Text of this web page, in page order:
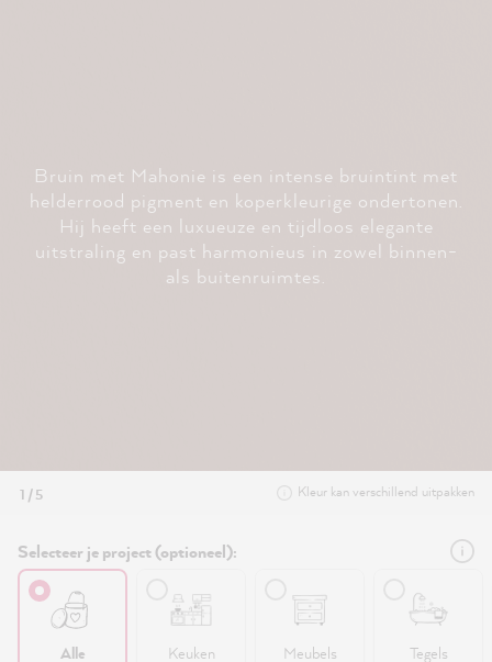
Bruin met Mahonie is een intense bruintint met
helderrood pigment en koperkleurige ondertonen.
Hij heeft een luxueuze en tijdloos elegante
uitstraling en past harmonieus in zowel binnen-
als buitenruimtes.
1 / 5 Kleur kan verschillend uitpakken
Selecteer je project (optioneel):
Alle Keuken Meubels Tegels